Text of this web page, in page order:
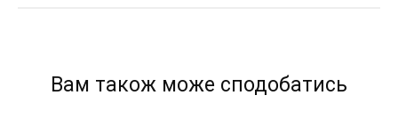
Вам також може сподобатись